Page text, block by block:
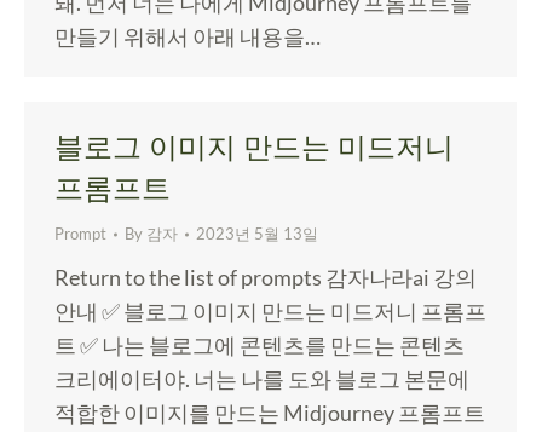
만들기 위해서 아래 내용을…
블로그 이미지 만드는 미드저니
프롬프트
Prompt By 감자 2023년 5월 13일
Return to the list of prompts 감자나라ai 강의
안내 ✅ 블로그 이미지 만드는 미드저니 프롬프
트 ✅ 나는 블로그에 콘텐츠를 만드는 콘텐츠
크리에이터야. 너는 나를 도와 블로그 본문에
적합한 이미지를 만드는 Midjourney 프롬프트